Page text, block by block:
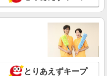
な病院で看護助手デビュー♪
2125円 ＜日払い有/週払い有/交
＜最寄り：江木駅＞
詳細を見る
とりあえずキープ